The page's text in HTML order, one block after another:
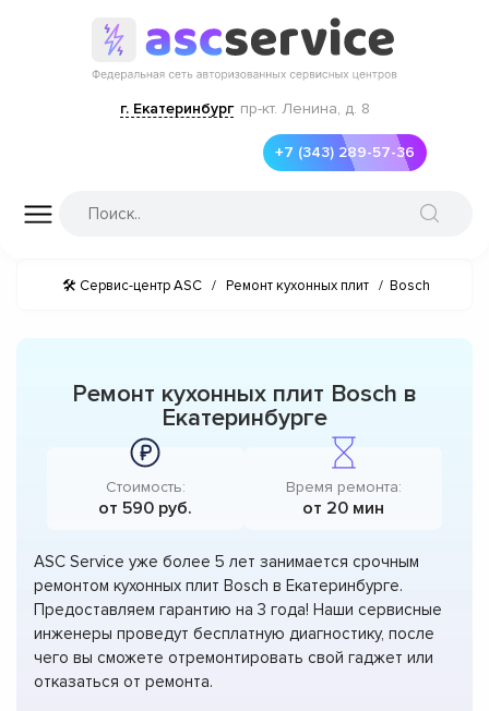
г. Екатеринбург пр-кт. Ленина, д. 8
+7 (343) 289-57-36
🛠 Сервис-центр ASC / Ремонт кухонных плит / Bosch
Ремонт кухонных плит Bosch в
Екатеринбурге
Стоимость:
от 590 руб.
Время ремонта:
от 20 мин
ASC Service уже более 5 лет занимается срочным
ремонтом кухонных плит Bosch в Екатеринбурге.
Предоставляем гарантию на 3 года! Наши сервисные
инженеры проведут бесплатную диагностику, после
чего вы сможете отремонтировать свой гаджет или
отказаться от ремонта.